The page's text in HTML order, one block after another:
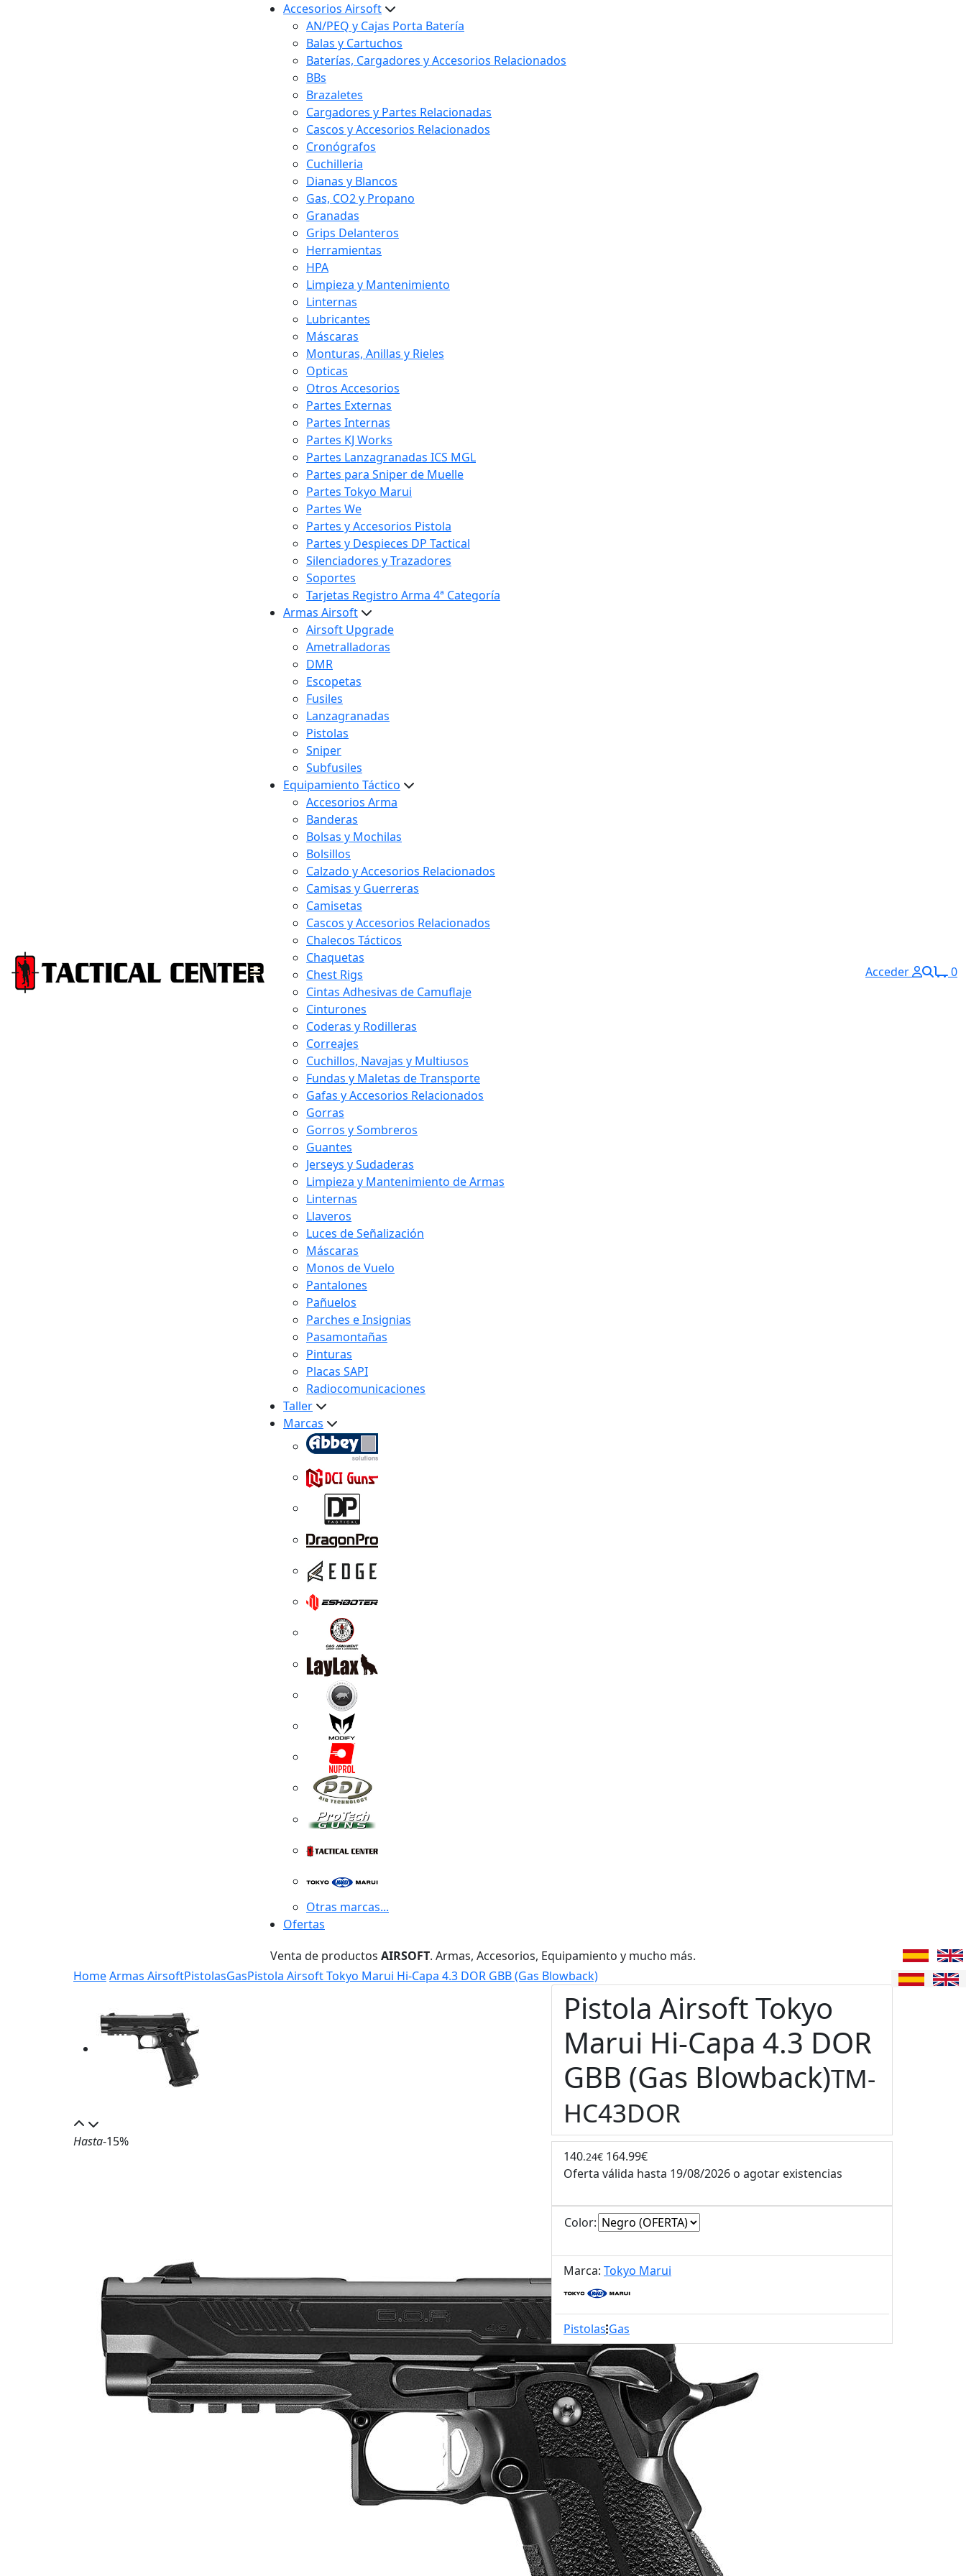
Accesorios Airsoft
AN/PEQ y Cajas Porta Batería
Balas y Cartuchos
Baterías, Cargadores y Accesorios Relacionados
BBs
Brazaletes
Cargadores y Partes Relacionadas
Cascos y Accesorios Relacionados
Cronógrafos
Cuchilleria
Dianas y Blancos
Gas, CO2 y Propano
Granadas
Grips Delanteros
Herramientas
HPA
Limpieza y Mantenimiento
Linternas
Lubricantes
Máscaras
Monturas, Anillas y Rieles
Opticas
Otros Accesorios
Partes Externas
Partes Internas
Partes KJ Works
Partes Lanzagranadas ICS MGL
Partes para Sniper de Muelle
Partes Tokyo Marui
Partes We
Partes y Accesorios Pistola
Partes y Despieces DP Tactical
Silenciadores y Trazadores
Soportes
Tarjetas Registro Arma 4ª Categoría
Armas Airsoft
Airsoft Upgrade
Ametralladoras
DMR
Escopetas
Fusiles
Lanzagranadas
Pistolas
Sniper
Subfusiles
Equipamiento Táctico
Accesorios Arma
Banderas
Bolsas y Mochilas
Bolsillos
Calzado y Accesorios Relacionados
Camisas y Guerreras
Camisetas
Cascos y Accesorios Relacionados
Chalecos Tácticos
Chaquetas
Chest Rigs
Cintas Adhesivas de Camuflaje
Cinturones
Coderas y Rodilleras
Correajes
Cuchillos, Navajas y Multiusos
Fundas y Maletas de Transporte
Gafas y Accesorios Relacionados
Gorras
Gorros y Sombreros
Guantes
Jerseys y Sudaderas
Limpieza y Mantenimiento de Armas
Linternas
Llaveros
Luces de Señalización
Máscaras
Monos de Vuelo
Pantalones
Pañuelos
Parches e Insignias
Pasamontañas
Pinturas
Placas SAPI
Radiocomunicaciones
Taller
Marcas
Otras marcas...
Ofertas
Acceder 0
Venta de productos AIRSOFT. Armas, Accesorios, Equipamiento y mucho más.
HomeArmas AirsoftPistolasGasPistola Airsoft Tokyo Marui Hi-Capa 4.3 DOR GBB (Gas Blowback)
Hasta-15%
Pistola Airsoft Tokyo
Marui Hi-Capa 4.3 DOR
GBB (Gas Blowback)TM-
HC43DOR
140.24€ 164.99€
Oferta válida hasta 19/08/2026 o agotar existencias
Color:
Marca: Tokyo Marui
Pistolas Gas